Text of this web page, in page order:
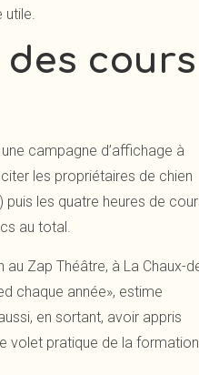
utile.
cours
campagne d’affichage à
les propriétaires de chien
puis les quatre heures de
au total.
Zap Théâtre, à La Chaux-
chaque année», estime
en sortant, avoir appris
volet pratique de la formation